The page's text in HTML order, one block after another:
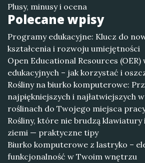
Plusy, minusy i ocena
Polecane wpisy
Programy edukacyjne: Klucz do
kształcenia i rozwoju umiejętności
Open Educational Resources
edukacyjnych – jak korzystać i
Rośliny na biurko komputerowe:
najpiękniejszych i najłatwiejszych
roślinach do Twojego miejsca
Rośliny, które nie brudzą
ziemi — praktyczne tipy
Biurko komputerowe z lastryko –
funkcjonalność w Twoim wnętrzu